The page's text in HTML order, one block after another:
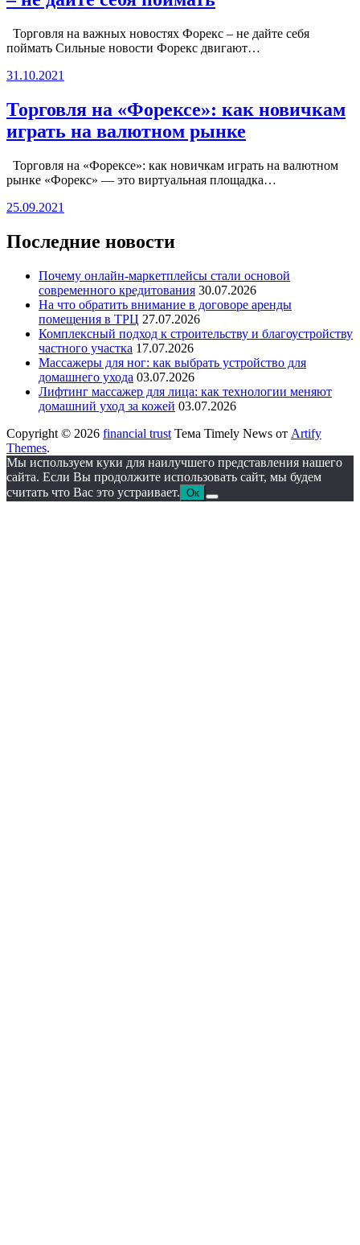
Торговля на важных новостях Форекс – не дайте себя
поймать Сильные новости Форекс двигают…
31.10.2021
Торговля на «Форексе»: как новичкам
играть на валютном рынке
Торговля на «Форексе»: как новичкам играть на валютном
рынке «Форекс» — это виртуальная площадка…
25.09.2021
Последние новости
Почему онлайн-маркетплейсы стали основой
современного кредитования 30.07.2026
На что обратить внимание в договоре аренды
помещения в ТРЦ 27.07.2026
Комплексный подход к строительству и благоустройству
частного участка 17.07.2026
Массажеры для ног: как выбрать устройство для
домашнего ухода 03.07.2026
Лифтинг массажер для лица: как технологии меняют
домашний уход за кожей 03.07.2026
Copyright © 2026 financial trust Тема Timely News от Artify
Themes.
Мы используем куки для наилучшего представления нашего
сайта. Если Вы продолжите использовать сайт, мы будем
считать что Вас это устраивает. Ок